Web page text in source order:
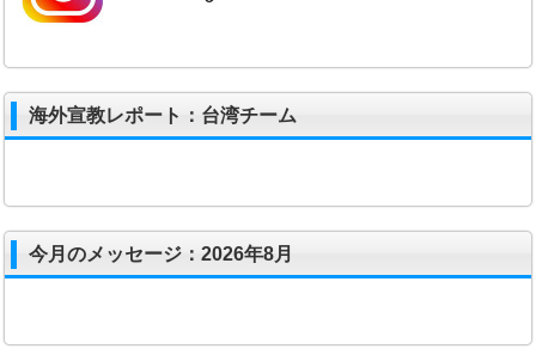
海外宣教レポート：台湾チーム
今月のメッセージ：2026年8月